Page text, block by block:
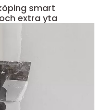
smart
extra yta